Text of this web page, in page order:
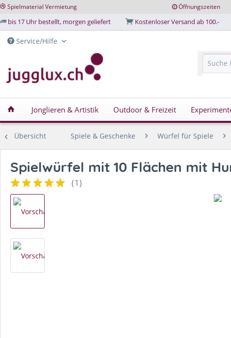
Spielmaterial Vermietung Öffnungszeiten
bis 17 Uhr bestellt, morgen geliefert Kostenloser Versand ab 100.-
Service/Hilfe
Jonglieren & Artistik Outdoor & Freizeit
Übersicht Spiele & Geschenke Würfel für Spiele
Spielwürfel mit 10 Flächen mit
(1)